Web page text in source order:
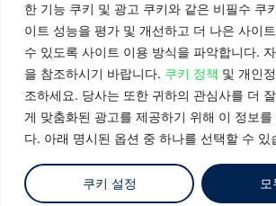
한 기능 쿠키 및 광고 쿠키와 같은 비필수 쿠
이트 성능을 평가 및 개선하고 더 나은 사이
수 있도록 사이트 이용 방식을 파악합니다.
을 참조하시기 바랍니다. 쿠키 정책 및 개인
조하세요. 당사는 또한 귀하의 관심사를 더
게 맞춤화된 광고를 제공하기 위해 이 정보
다. 아래 명시된 옵션 중 하나를 선택할 수 있
쿠키 설정
문의하기
회사 소
데이터 센
솔루션뉴스
마켓 인사
트
© 2026 Empyrion Digital 개인정보 처리